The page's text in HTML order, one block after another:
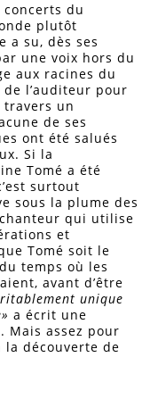
du
plutôt
a su, dès ses
une voix hors du
aux racines du
l’auditeur pour
un
de ses
ont été salués
Si la
Tomé a été
surtout
sous la plume des
qui utilise
et
Tomé soit le
temps où les
avant d’être
unique
a écrit une
Mais assez pour
la découverte de